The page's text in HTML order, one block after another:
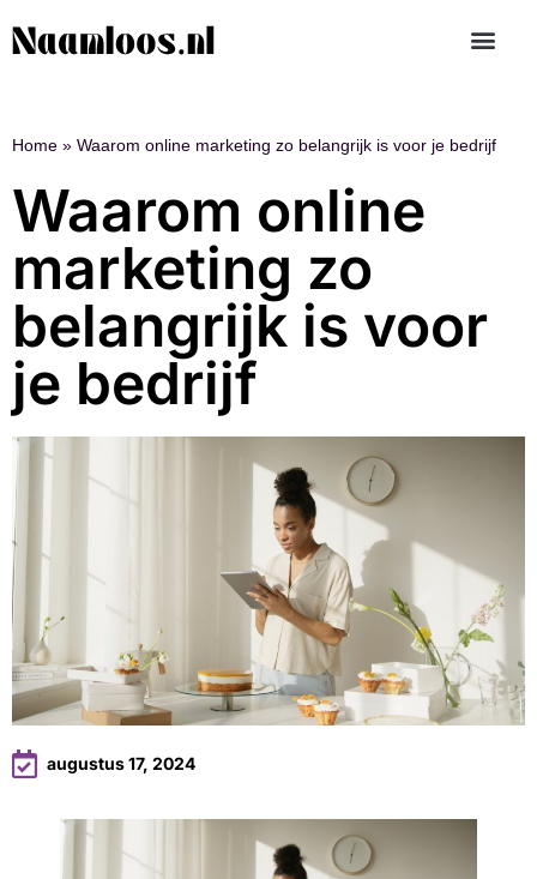
Home » Waarom online marketing zo belangrijk is voor je bedrijf
Waarom online
marketing zo
belangrijk is voor
je bedrijf
augustus 17, 2024